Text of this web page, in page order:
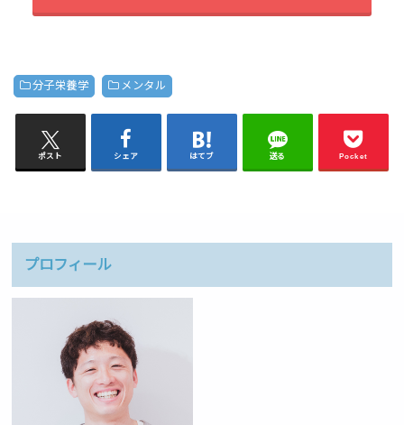
分子栄養学 メンタル
ポスト シェア はてブ 送る Pocket
プロフィール